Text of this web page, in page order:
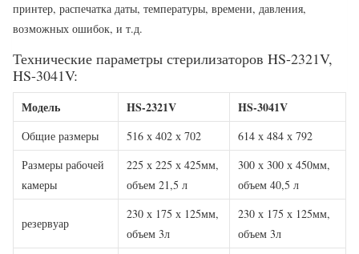
принтер, распечатка даты, температуры, времени, давления,
возможных ошибок, и т.д.
Технические параметры стерилизаторов HS-2321V,
HS-3041V:
Модель HS-2321V HS-3041V
Общие размеры 516 х 402 х 702
614 х 484 х 792
Размеры рабочей
камеры
225 х 225 х 425мм,
объем 21,5 л
300 х 300 х 450мм,
объем 40,5 л
резервуар
230 х 175 х 125мм,
объем 3л
230 х 175 х 125мм,
объем 3л